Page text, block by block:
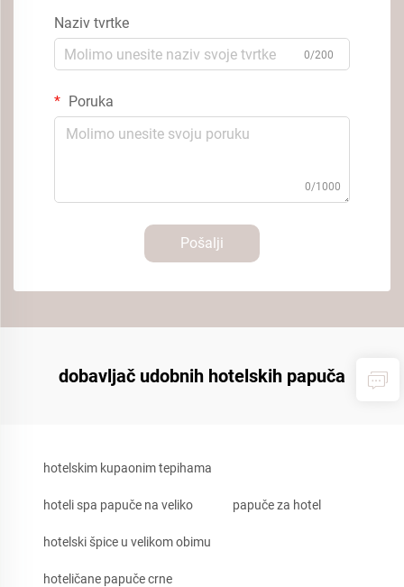
Naziv tvrtke
0/200
Poruka
0/1000
Pošalji
dobavljač udobnih hotelskih papuča
hotelskim kupaonim tepihama
hoteli spa papuče na veliko papuče za hotel
hotelski špice u velikom obimu
hoteličane papuče crne